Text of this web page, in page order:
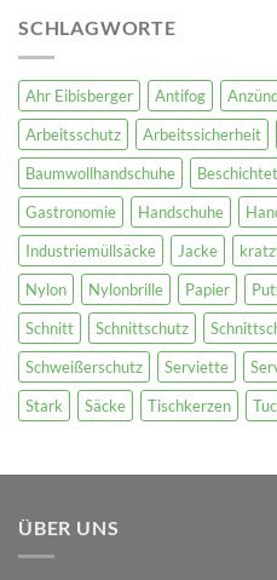
SCHLAGWORTE
Ahr Eibisberger Antifog
Arbeitsschutz
Arbeitssicherheit
Baumwollhandschuhe
Beschichtet
Gastronomie
Handschuhe
Industriemüllsäcke
Jacke
Nylon
Nylonbrille Papier
Schnitt
Schnittschutz
Schweißerschutz
Serviette
Stark
Säcke Tischkerzen
ÜBER UNS